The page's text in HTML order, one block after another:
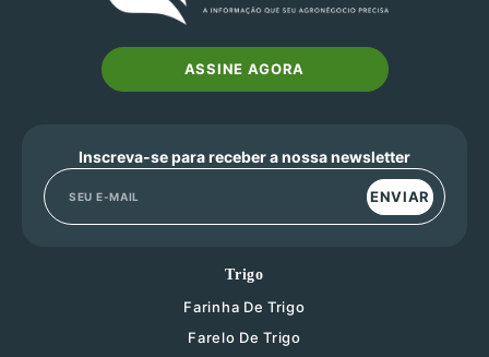
ASSINE AGORA
Inscreva-se para receber a nossa newsletter
ENVIAR
Trigo
Farinha De Trigo
Farelo De Trigo